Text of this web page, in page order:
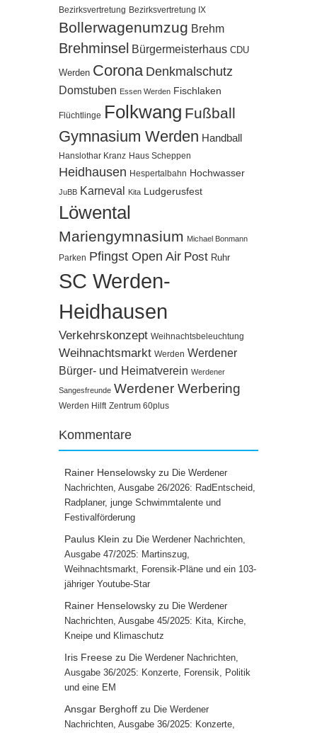
Bezirksvertretung Bezirksvertretung IX
Bollerwagenumzug Brehm
Brehminsel Bürgermeisterhaus CDU
Werden Corona Denkmalschutz
Domstuben Essen Werden Fischlaken
Flüchtlinge Folkwang Fußball
Gymnasium Werden Handball
Hanslothar Kranz Haus Scheppen
Heidhausen Hespertalbahn Hochwasser
JuBB Karneval Kita Ludgerusfest
Löwental
Mariengymnasium Michael Bonmann
Parken Pfingst Open Air Post Ruhr
SC Werden-
Heidhausen
Verkehrskonzept Weihnachtsbeleuchtung
Weihnachtsmarkt Werden Werdener
Bürger- und Heimatverein Werdener
Sangesfreunde Werdener Werbering
Werden Hilft Zentrum 60plus
Kommentare
Rainer Henselowsky zu Die Werdener
Nachrichten, Ausgabe 26/2026: RadEntscheid,
Radplaner, junge Schwimmtalente und
Festivalförderung
Paulus Klein zu Die Werdener Nachrichten,
Ausgabe 47/2025: Martinszug,
Weihnachtsmarkt, Forensik-Pläne und ein 103-
jähriger Youtube-Star
Rainer Henselowsky zu Die Werdener
Nachrichten, Ausgabe 45/2025: Kita, Kirche,
Kneipe und Klimaschutz
Iris Freese zu Die Werdener Nachrichten,
Ausgabe 36/2025: Konzerte, Forensik, Politik
und eine EM
Ansgar Berghoff zu Die Werdener
Nachrichten, Ausgabe 36/2025: Konzerte,